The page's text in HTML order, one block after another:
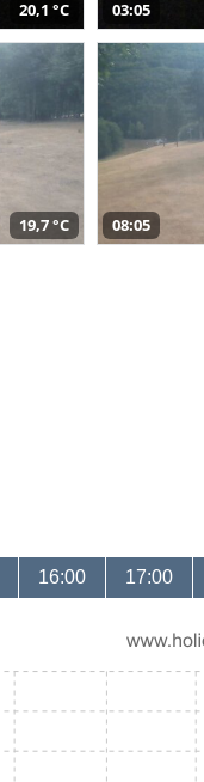
20,1 °C 03:05
19,7 °C 08:05
16:00 17:00